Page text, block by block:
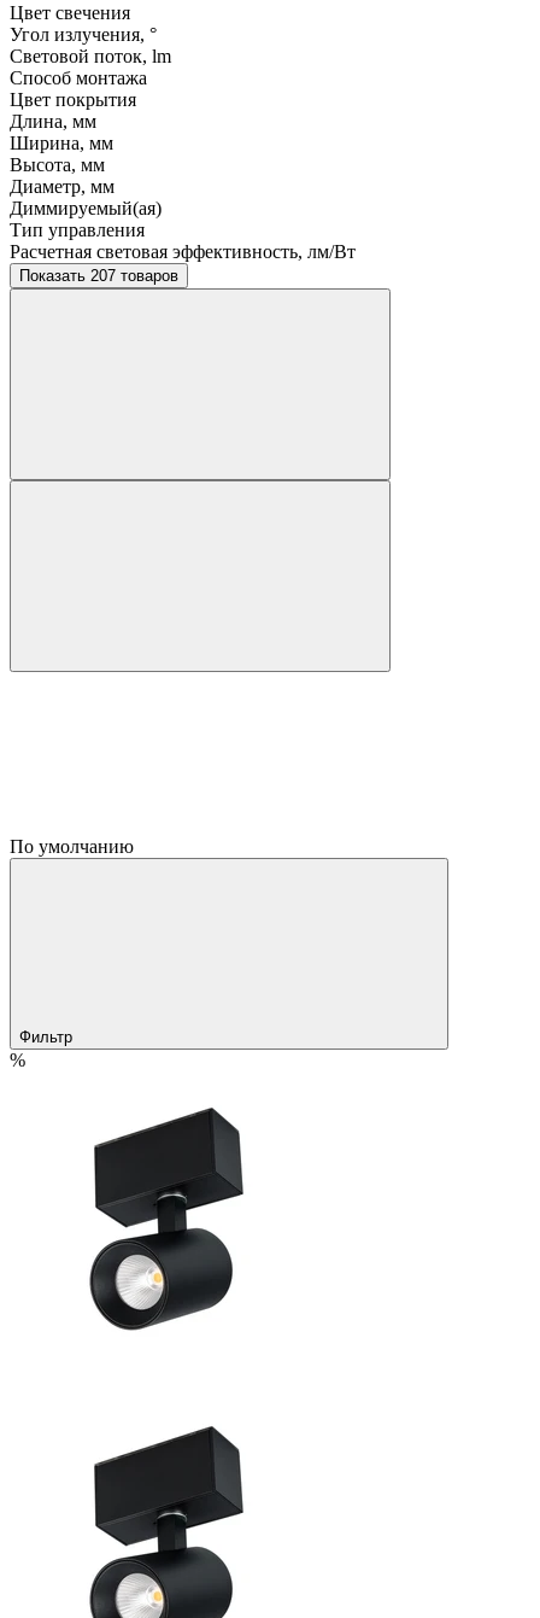
Цвет свечения
Угол излучения, °
Световой поток, lm
Способ монтажа
Цвет покрытия
Длина, мм
Ширина, мм
Высота, мм
Диаметр, мм
Диммируемый(ая)
Тип управления
Расчетная световая эффективность, лм/Вт
Показать 207 товаров
По умолчанию
Фильтр
%